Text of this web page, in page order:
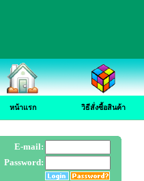
หน้าแรก วิธีสั่งซื้อสินค้า
E-mail:
Password: